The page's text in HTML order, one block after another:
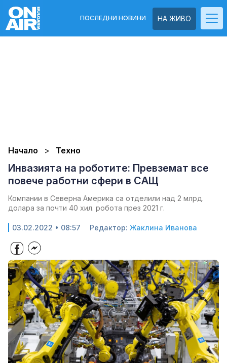
НА ЖИВО
ПОСЛЕДНИ НОВИНИ
Начало Техно
Инвазията на роботите: Превземат все
повече работни сфери в САЩ
Компании в Северна Америка са отделили над 2 млрд.
долара за почти 40 хил. робота през 2021 г.
03.02.2022 • 08:57 Редактор: Жаклина Иванова